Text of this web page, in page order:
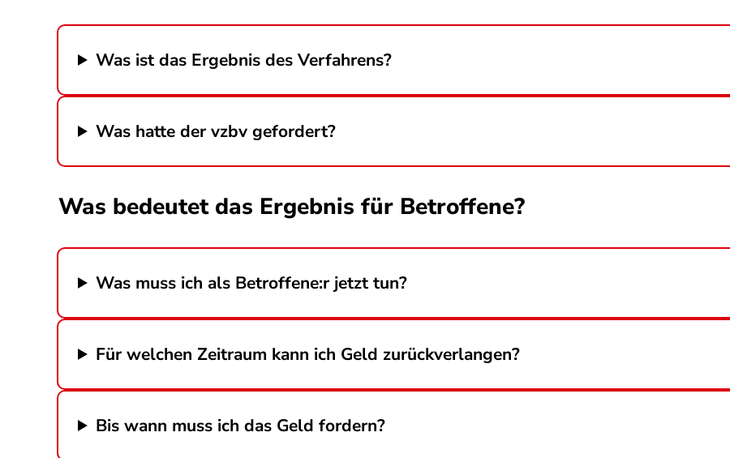
Was ist das Ergebnis des Verfahrens?
Was hatte der vzbv gefordert?
Was bedeutet das Ergebnis für Betroffene?
Was muss ich als Betroffene:r jetzt tun?
Für welchen Zeitraum kann ich Geld zurückverlangen?
Bis wann muss ich das Geld fordern?